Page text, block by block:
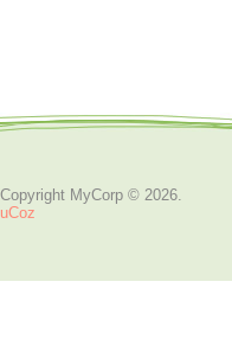
Copyright MyCorp © 2026.
uCoz